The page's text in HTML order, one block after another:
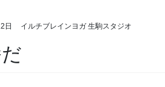
日 イルチブレインヨガ 生駒スタジオ